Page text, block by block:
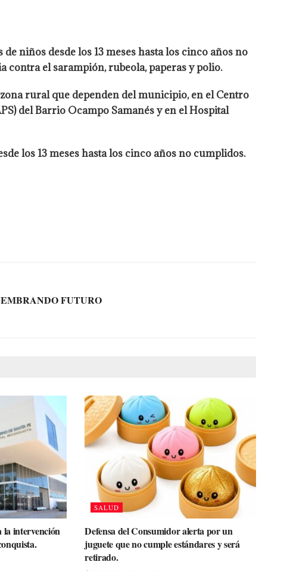
niños desde los 13 meses hasta los cinco años no
contra el sarampión, rubeola, paperas y polio.
rural que dependen del municipio, en el Centro
del Barrio Ocampo Samanés y en el Hospital
los 13 meses hasta los cinco años no cumplidos.
FUTURO
intervención
SALUD
Defensa del Consumidor alerta por un
juguete que no cumple estándares y será
retirado.